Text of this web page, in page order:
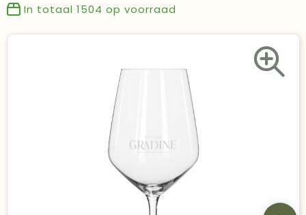
Duurzame keuzes
Made in Europe
In totaal 1504 op voorraad